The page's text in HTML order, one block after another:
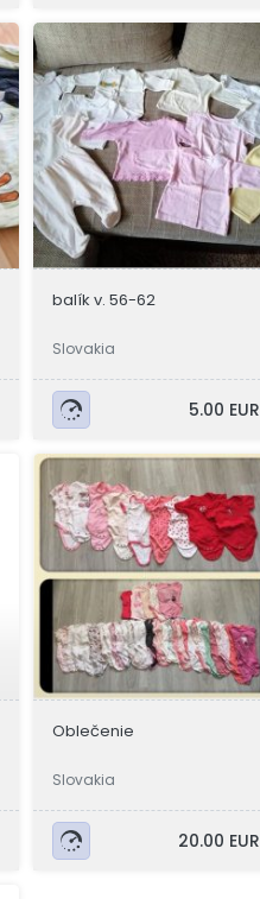
balík v. 56-62
Slovakia
5.00 EUR
Oblečenie
Slovakia
20.00 EUR